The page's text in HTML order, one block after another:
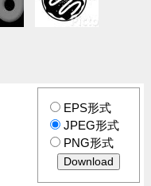
EPS形式
JPEG形式
PNG形式